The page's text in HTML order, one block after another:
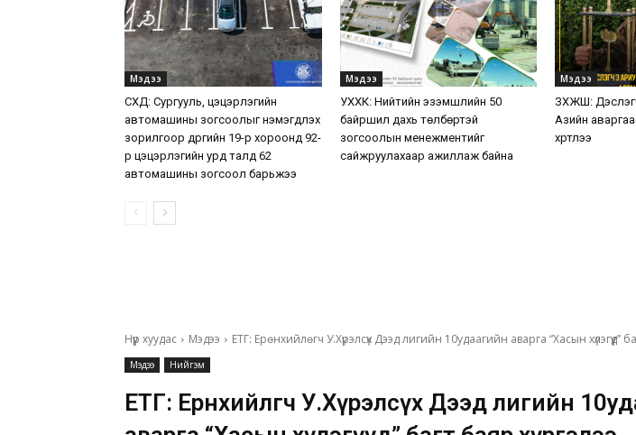
Мэдээ
СХД: Сургууль, цэцэрлэгийн
автомашины зогсоолыг нэмэгдүүлэх
зорилгоор дүүргийн 19-р хороонд 92-
р цэцэрлэгийн урд талд 62
автомашины зогсоол барьжээ
Мэдээ
УХХК: Нийтийн эзэмшлийн 50
байршил дахь төлбөртэй
зогсоолын менежментийг
сайжруулахаар ажиллаж байна
Мэдээ
ЗХЖШ:
Азийн
хүртлээ